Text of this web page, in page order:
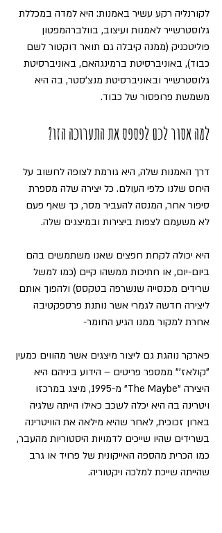
לקורנליה רקע עשיר באמנות: היא למדה במכללת
גלוסטרשייר לאמנות ועיצוב, בוולברהמפטון
פוליטכניק (ממנה קיבלה גם תואר דוקטור לשם
כבוד), באוניברסיטת ברמינגהאם, באוניברסיטת
גלוסטרשייר ובאוניברסיטת מנצ'סטר, בה היא
משמשת פרופסור של כבוד.
למה אסור לכם לפספס את התערוכה הזו?
דרך האמנות שלה, היא גורמת לצופה לחשוב על
היחס שלנו כלפי העולם. כל יצירה שלה מספרת
סיפור אחר, המנסה להעביר מסר, כך שאף פעם
לא משעמם לצפות ביצירות ובמיצגים שלה.
היא יכולה לקחת חפצים שאנו משתמשים בהם
ביום-יום, או חתיכות ממשהו קיים (כמו למשל
שרידים מכנסייה שנשרפה בטקסס) ולהפוך אותם
ליצירה חדשה לגמרי אשר נותנת פרספקטיבה
אחרת למקור ממנו הגיע החומר-
פארקר נוהגת גם ליצור מיצגים אשר מהווים כמעין
"קולאז'" ממספר פריטים – הידוע ביניהם היא
היצירה "The Maybe" מ-1995, מיצג במרכזו
ויטרינה בה היא יכלה לשכב כאילו הייתה שלגיה
בארון זכוכית, לאחר שהיא מילאה את הוויטרינה
בשרידים שהיו שייכים לדמויות היסטוריות מהעבר,
כמו הכרית מהספה האייקונית של פרויד או גרב
שהייתה שייכת למלכה ויקטוריה.